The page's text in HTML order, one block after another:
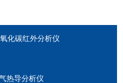
化碳红外分析仪
热导分析仪